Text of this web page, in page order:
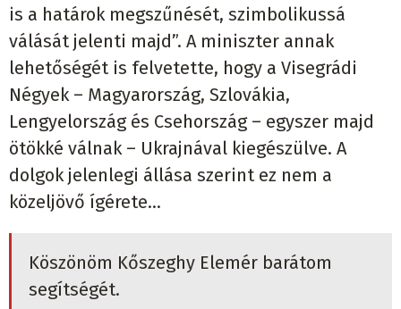
is a határok megszűnését, szimbolikussá
válását jelenti majd”. A miniszter annak
lehetőségét is felvetette, hogy a Visegrádi
Négyek – Magyarország, Szlovákia,
Lengyelország és Csehország – egyszer majd
ötökké válnak – Ukrajnával kiegészülve. A
dolgok jelenlegi állása szerint ez nem a
közeljövő ígérete…
Köszönöm Kőszeghy Elemér barátom
segítségét.